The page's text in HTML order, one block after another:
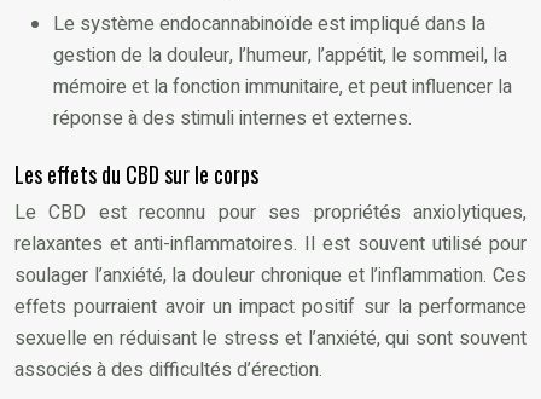
Le système endocannabinoïde est impliqué dans la
gestion de la douleur, l’humeur, l’appétit, le sommeil, la
mémoire et la fonction immunitaire, et peut influencer la
réponse à des stimuli internes et externes.
Les effets du CBD sur le corps
Le CBD est reconnu pour ses propriétés anxiolytiques,
relaxantes et anti-inflammatoires. Il est souvent utilisé pour
soulager l’anxiété, la douleur chronique et l’inflammation. Ces
effets pourraient avoir un impact positif sur la performance
sexuelle en réduisant le stress et l’anxiété, qui sont souvent
associés à des difficultés d’érection.